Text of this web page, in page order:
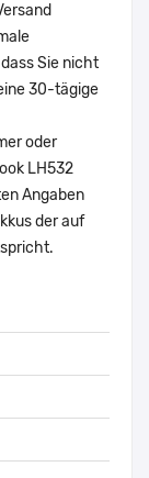
Sie nicht
30-tägige
oder
LH532
Angaben
der auf